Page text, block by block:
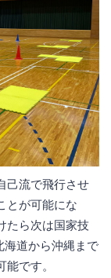
己流で飛行させ
とが可能にな
たら次は国家技
道から沖縄まで
です。